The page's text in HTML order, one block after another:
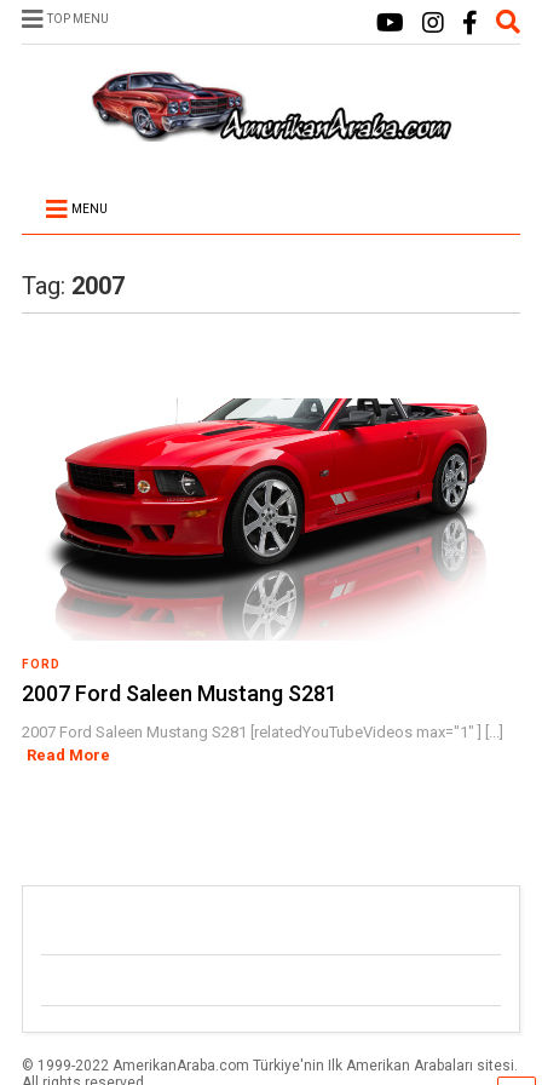
TOP MENU
MENU
Tag: 2007
FORD
2007 Ford Saleen Mustang S281
2007 Ford Saleen Mustang S281 [relatedYouTubeVideos max="1" ] [...]
Read More
© 1999-2022 AmerikanAraba.com Türkiye'nin Ilk Amerikan Arabaları sitesi.